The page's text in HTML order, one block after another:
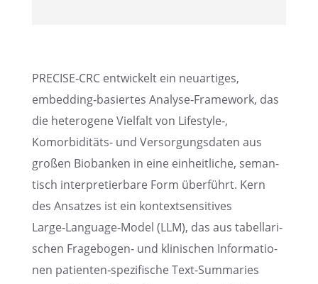
​
PRECISE‑CRC entwi­ckelt ein neuar­ti­ges,
embedding‑basiertes Analyse‑Framework, das
die hetero­gene Vielfalt von Lifestyle‑,
Komorbiditäts‑ und Versor­gungs­da­ten aus
großen Bioban­ken in eine einheit­li­che, seman­
tisch inter­pre­tier­bare Form überführt. Kern
des Ansat­zes ist ein kontext­sen­si­ti­ves
Large‑Language‑Model (LLM), das aus tabel­la­ri­
schen Fragebogen‑ und klini­schen Infor­ma­tio­
nen patienten‑spezifische Text‑Summaries